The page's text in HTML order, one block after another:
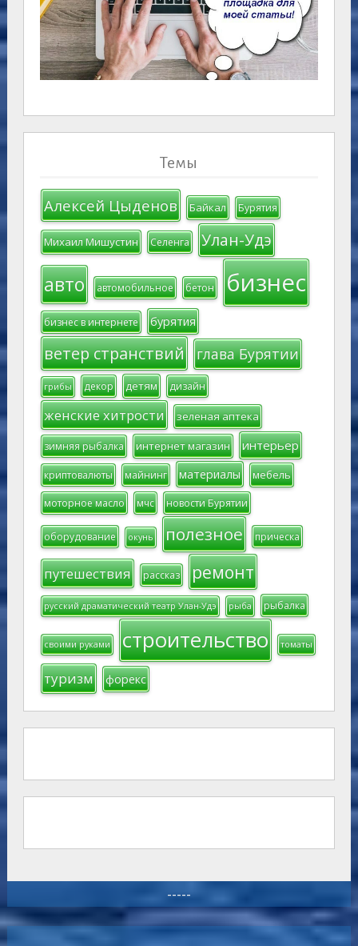
Темы
Алексей Цыденов Байкал Бурятия
Михаил Мишустин Селенга Улан-Удэ
авто автомобильное бетон бизнес
бизнес в интернете бурятия
ветер странствий глава Бурятии
грибы декор детям дизайн
женские хитрости зеленая аптека
зимняя рыбалка интернет магазин интерьер
криптовалюты майнинг материалы мебель
моторное масло мчс новости Бурятии
оборудование окунь полезное прическа
путешествия рассказ ремонт
русский драматический театр Улан-Удэ рыба рыбалка
своими руками строительство томаты
туризм форекс
-----